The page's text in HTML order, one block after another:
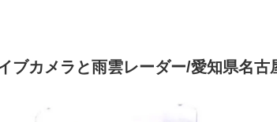
ブカメラと雨雲レーダー/愛知県名古